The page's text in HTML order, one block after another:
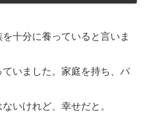
十分に養っていると言いま
いました。家庭を持ち、パ
いけれど、幸せだと。